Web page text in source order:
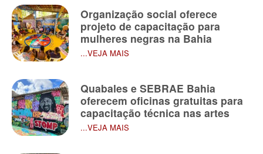
Organização social oferece
projeto de capacitação para
mulheres negras na Bahia
...VEJA MAIS
Quabales e SEBRAE Bahia
oferecem oficinas gratuitas para
capacitação técnica nas artes
...VEJA MAIS